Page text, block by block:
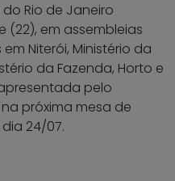
Rio de Janeiro
(22), em assembleias
Niterói, Ministério da
da Fazenda, Horto e
pelo
próxima mesa de
24/07.